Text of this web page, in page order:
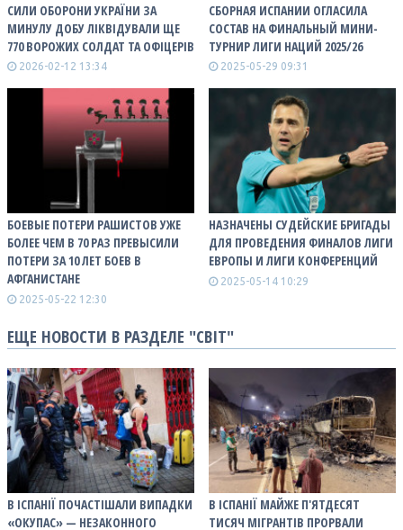
СИЛИ ОБОРОНИ УКРАЇНИ ЗА
МИНУЛУ ДОБУ ЛІКВІДУВАЛИ ЩЕ
770 ВОРОЖИХ СОЛДАТ ТА ОФІЦЕРІВ
2026-02-12 13:34
СБОРНАЯ ИСПАНИИ ОГЛАСИЛА
СОСТАВ НА ФИНАЛЬНЫЙ МИНИ-
ТУРНИР ЛИГИ НАЦИЙ 2025/26
2025-05-29 09:31
БОЕВЫЕ ПОТЕРИ РАШИСТОВ УЖЕ
БОЛЕЕ ЧЕМ В 70 РАЗ ПРЕВЫСИЛИ
ПОТЕРИ ЗА 10 ЛЕТ БОЕВ В
АФГАНИСТАНЕ
2025-05-22 12:30
НАЗНАЧЕНЫ СУДЕЙСКИЕ БРИГАДЫ
ДЛЯ ПРОВЕДЕНИЯ ФИНАЛОВ ЛИГИ
ЕВРОПЫ И ЛИГИ КОНФЕРЕНЦИЙ
2025-05-14 10:29
ЕЩЕ НОВОСТИ В РАЗДЕЛЕ "СВІТ"
В ІСПАНІЇ ПОЧАСТІШАЛИ ВИПАДКИ
«ОКУПАС» — НЕЗАКОННОГО
В ІСПАНІЇ МАЙЖЕ П'ЯТДЕСЯТ
ТИСЯЧ МІГРАНТІВ ПРОРВАЛИ